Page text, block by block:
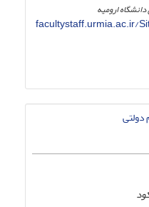
ارومیه
facultystaff.urmia.ac.ir/